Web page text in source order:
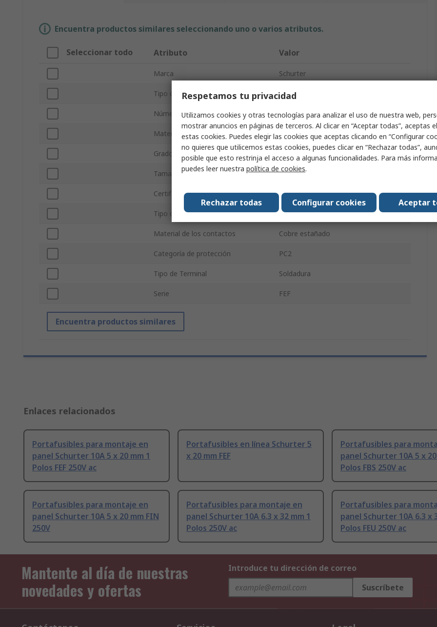
Encuentra productos similares seleccionando uno o varios atributos.
Seleccionar todo Atributo Valor
Marca Schurter
Tipo de producto Portafusibles para montaje en panel
Número de polos 1
Material del cuerpo Termoplástico
Grado de protección IP
Tamaño de fusibles compatibles 5 x 20 mm
Certificaciones y estándares CE, IEC, RoHS, CSA, UL, VDE
Tipo de tapa Ranurado
Material de los contactos Cobre estañado
Categoría de protección PC2
Tipo de Terminal Soldadura
Serie FEF
Encuentra productos similares
Enlaces relacionados
Portafusibles para montaje en
panel Schurter 10A 5 x 20 mm 1
Polos FEF 250V ac
Portafusibles en línea Schurter 5
x 20 mm FEF
Portafusibles para
panel Schurter 10A 5 x 20
Polos FBS 250V ac
Portafusibles para montaje en
panel Schurter 10A 5 x 20 mm FIN
250V
Portafusibles para montaje en
panel Schurter 10A 6.3 x 32 mm 1
Polos 250V ac
Portafusibles para
panel Schurter 10A 6.3 x
Polos FEU 250V ac
Mantente al día de nuestras
novedades y ofertas
Introduce tu dirección de correo
Suscríbete
Respetamos tu privacidad
Utilizamos cookies y otras tecnologías para analizar el uso de nuestra web,
mostrar anuncios en páginas de terceros. Al clicar en “Aceptar todas”, aceptas
estas cookies. Puedes elegir las cookies que aceptas clicando en “Configurar
no quieres que utilicemos estas cookies, puedes clicar en “Rechazar todas”,
posible que esto restrinja el acceso a algunas funcionalidades. Para más
puedes leer nuestra política de cookies.
Aceptar
Configurar cookies
Rechazar todas